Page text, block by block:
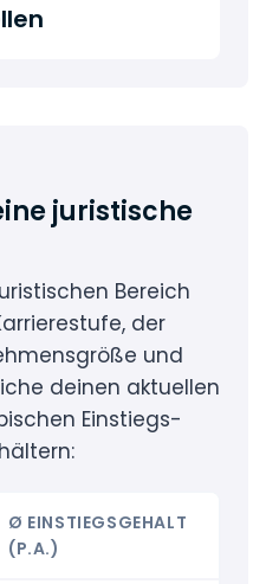
juristische
Bereich
der
und
deinen aktuellen
Einstiegs-
Ø EINSTIEGSGEHALT
(P.A.)